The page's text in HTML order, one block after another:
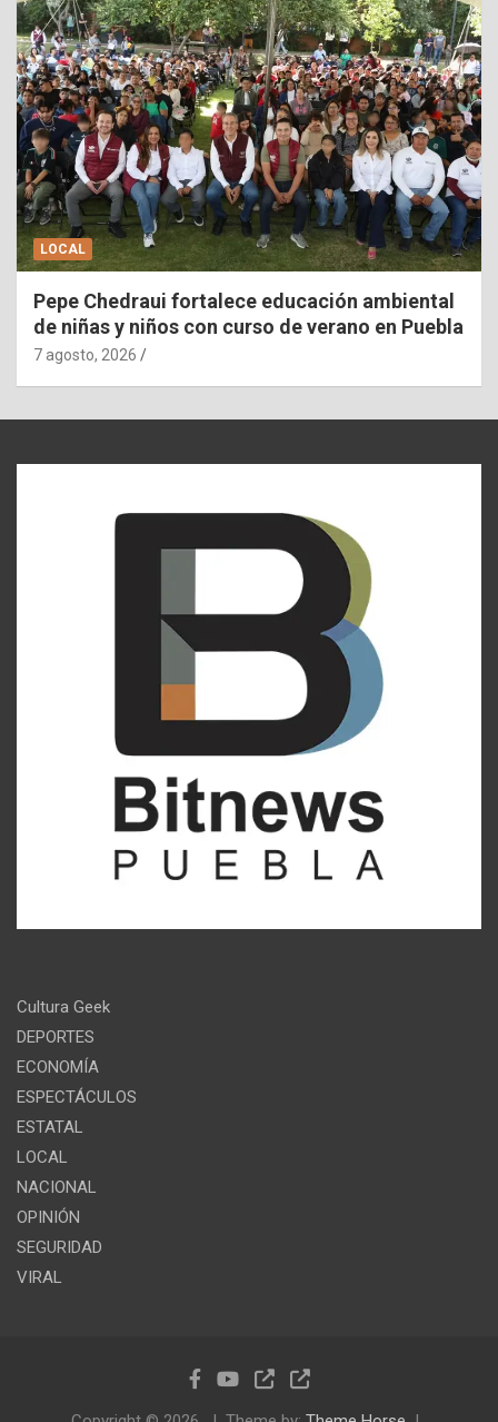
LOCAL
Pepe Chedraui fortalece educación ambiental
de niñas y niños con curso de verano en Puebla
7 agosto, 2026
Cultura Geek
DEPORTES
ECONOMÍA
ESPECTÁCULOS
ESTATAL
LOCAL
NACIONAL
OPINIÓN
SEGURIDAD
VIRAL